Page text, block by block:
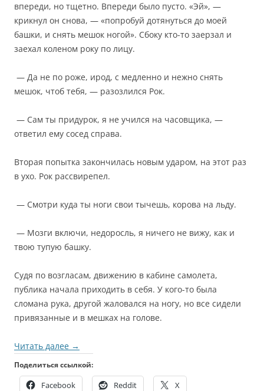
впереди, но тщетно. Впереди было пусто. «Эй», —
крикнул он снова, — «попробуй дотянуться до моей
башки, и снять мешок ногой». Сбоку кто-то заерзал и
заехал коленом року по лицу.
— Да не по роже, ирод, с медленно и нежно снять
мешок, чтоб тебя, — разозлился Рок.
— Сам ты придурок, я не учился на часовщика, —
ответил ему сосед справа.
Вторая попытка закончилась новым ударом, на этот раз
в ухо. Рок рассвирепел.
— Смотри куда ты ноги свои тычешь, корова на льду.
— Мозги включи, недоросль, я ничего не вижу, как и
твою тупую башку.
Судя по возгласам, движению в кабине самолета,
публика начала приходить в себя. У кого-то была
сломана рука, другой жаловался на ногу, но все сидели
привязанные и в мешках на голове.
Читать далее →
Поделиться ссылкой:
Facebook Reddit X